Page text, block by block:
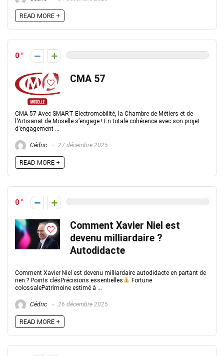
READ MORE +
0
CMA 57
CMA 57 Avec SMART Electromobilité, la Chambre de Métiers et de
l'Artisanat de Moselle s’engage ! En totale cohérence avec son projet
d’engagement ...
Cédric 27 décembre 2025
READ MORE +
0
Comment Xavier Niel est
devenu milliardaire ?
Autodidacte
Comment Xavier Niel est devenu milliardaire autodidacte en partant de
rien ? Points clésPrécisions essentielles
Fortune
colossalePatrimoine estimé à ...
Cédric 26 décembre 2025
READ MORE +